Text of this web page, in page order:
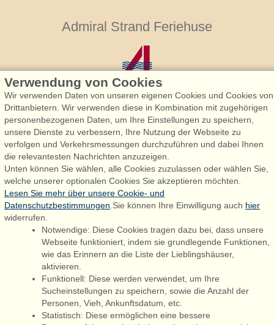
Admiral Strand Feriehuse
Admiral Strand Feriehuse, Lønne
Houstrupvej 170, Lønne
6830 Nørre Nebel
booking@admiralstrand.com
+45 70 60 87 78
Følg os på: Facebook
Admiral Strand Feriehuse ApS | CVR 27 23 39 10 |
Verwendung von Cookies
Wir verwenden Daten von unseren eigenen Cookies und Cookies von
Drittanbietern. Wir verwenden diese in Kombination mit zugehörigen
personenbezogenen Daten, um Ihre Einstellungen zu speichern,
unsere Dienste zu verbessern, Ihre Nutzung der Webseite zu
verfolgen und Verkehrsmessungen durchzuführen und dabei Ihnen
die relevantesten Nachrichten anzuzeigen.
Unten können Sie wählen, alle Cookies zuzulassen oder wählen Sie,
welche unserer optionalen Cookies Sie akzeptieren möchten.
Lesen Sie mehr über unsere Cookie- und
Datenschutzbestimmungen .Sie können Ihre Einwilligung auch hier
widerrufen.
Notwendige: Diese Cookies tragen dazu bei, dass unsere
Webseite funktioniert, indem sie grundlegende Funktionen,
wie das Erinnern an die Liste der Lieblingshäuser,
aktivieren.
Funktionell: Diese werden verwendet, um Ihre
Sucheinstellungen zu speichern, sowie die Anzahl der
Personen, Vieh, Ankunftsdatum, etc.
Statistisch: Diese ermöglichen eine bessere